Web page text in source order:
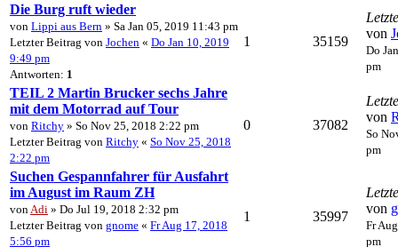
Die Burg ruft wieder
von Lippi aus Bern » Sa Jan 05, 2019 11:43 pm
Letzter Beitrag von Jochen « Do Jan 10, 2019
9:49 pm
Antworten: 1
1 35159
von
Do
pm
TEIL 2 Martin Brucker sechs Jahre
mit dem Motorrad auf Tour
von Ritchy » So Nov 25, 2018 2:22 pm
Letzter Beitrag von Ritchy « So Nov 25, 2018
2:22 pm
0 37082
von
So
pm
Suchen Gespannfahrer für Ausfahrt
im August im Raum ZH
von Adi » Do Jul 19, 2018 2:32 pm
Letzter Beitrag von gnome « Fr Aug 17, 2018
5:56 pm
1 35997
von
Fr
pm